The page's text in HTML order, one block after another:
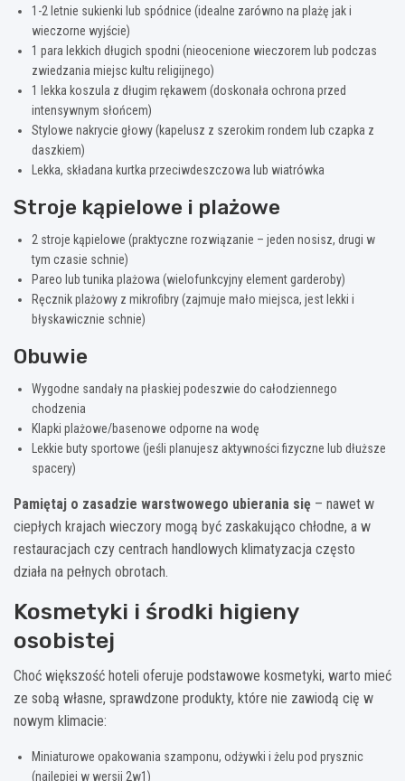
1-2 letnie sukienki lub spódnice (idealne zarówno na plażę jak i
wieczorne wyjście)
1 para lekkich długich spodni (nieocenione wieczorem lub podczas
zwiedzania miejsc kultu religijnego)
1 lekka koszula z długim rękawem (doskonała ochrona przed
intensywnym słońcem)
Stylowe nakrycie głowy (kapelusz z szerokim rondem lub czapka z
daszkiem)
Lekka, składana kurtka przeciwdeszczowa lub wiatrówka
Stroje kąpielowe i plażowe
2 stroje kąpielowe (praktyczne rozwiązanie – jeden nosisz, drugi w
tym czasie schnie)
Pareo lub tunika plażowa (wielofunkcyjny element garderoby)
Ręcznik plażowy z mikrofibry (zajmuje mało miejsca, jest lekki i
błyskawicznie schnie)
Obuwie
Wygodne sandały na płaskiej podeszwie do całodziennego
chodzenia
Klapki plażowe/basenowe odporne na wodę
Lekkie buty sportowe (jeśli planujesz aktywności fizyczne lub dłuższe
spacery)
Pamiętaj o zasadzie warstwowego ubierania się – nawet w
ciepłych krajach wieczory mogą być zaskakująco chłodne, a w
restauracjach czy centrach handlowych klimatyzacja często
działa na pełnych obrotach.
Kosmetyki i środki higieny
osobistej
Choć większość hoteli oferuje podstawowe kosmetyki, warto mieć
ze sobą własne, sprawdzone produkty, które nie zawiodą cię w
nowym klimacie:
Miniaturowe opakowania szamponu, odżywki i żelu pod prysznic
(najlepiej w wersji 2w1)